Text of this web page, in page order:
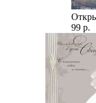
99 р.